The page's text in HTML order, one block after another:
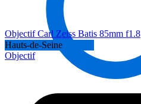
Objectif Carl Zeiss Batis 85mm f1.8
Hauts-de-Seine
Objectif